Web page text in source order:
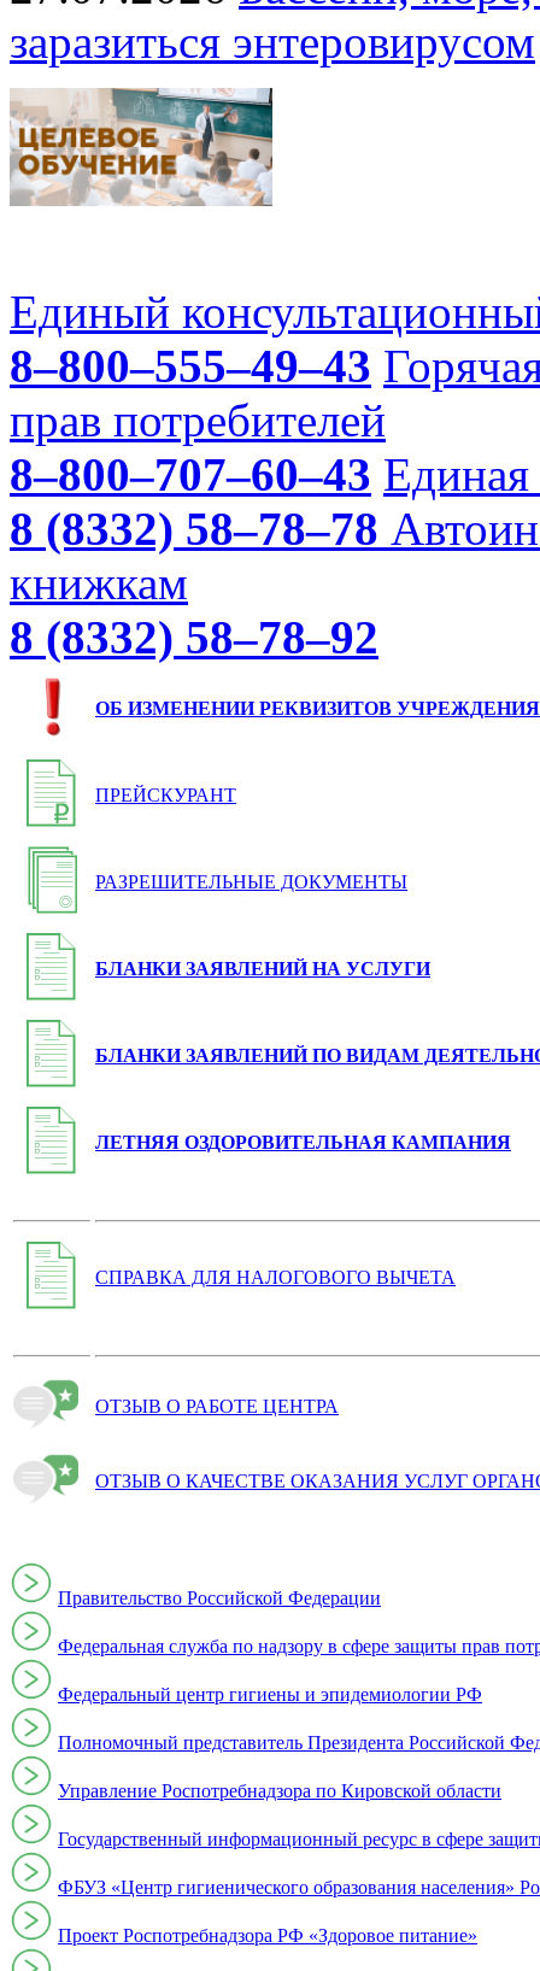
заразиться энтеровирусом
Единый
8–800–555–49–43
прав потребителей
8–800–707–60–43 Единая
8 (8332) 58–78–78
книжкам
8 (8332) 58–78–92
ОБ ИЗМЕНЕНИИ РЕКВИЗИТОВ УЧРЕЖДЕНИЯ
ПРЕЙСКУРАНТ
РАЗРЕШИТЕЛЬНЫЕ ДОКУМЕНТЫ
БЛАНКИ ЗАЯВЛЕНИЙ НА УСЛУГИ
БЛАНКИ ЗАЯВЛЕНИЙ ПО ВИДАМ
ЛЕТНЯЯ ОЗДОРОВИТЕЛЬНАЯ КАМПАНИЯ
СПРАВКА ДЛЯ НАЛОГОВОГО ВЫЧЕТА
ОТЗЫВ О РАБОТЕ ЦЕНТРА
ОТЗЫВ О КАЧЕСТВЕ ОКАЗАНИЯ УСЛУГ
Правительство Российской Федерации
Федеральная служба по надзору в сфере защиты прав
Федеральный центр гигиены и эпидемиологии РФ
Полномочный представитель Президента Российской
Управление Роспотребнадзора по Кировской области
Государственный информационный ресурс в сфере
ФБУЗ «Центр гигиенического образования населения»
Проект Роспотребнадзора РФ «Здоровое питание»